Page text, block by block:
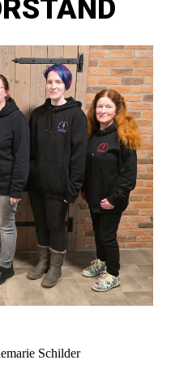
Schilder